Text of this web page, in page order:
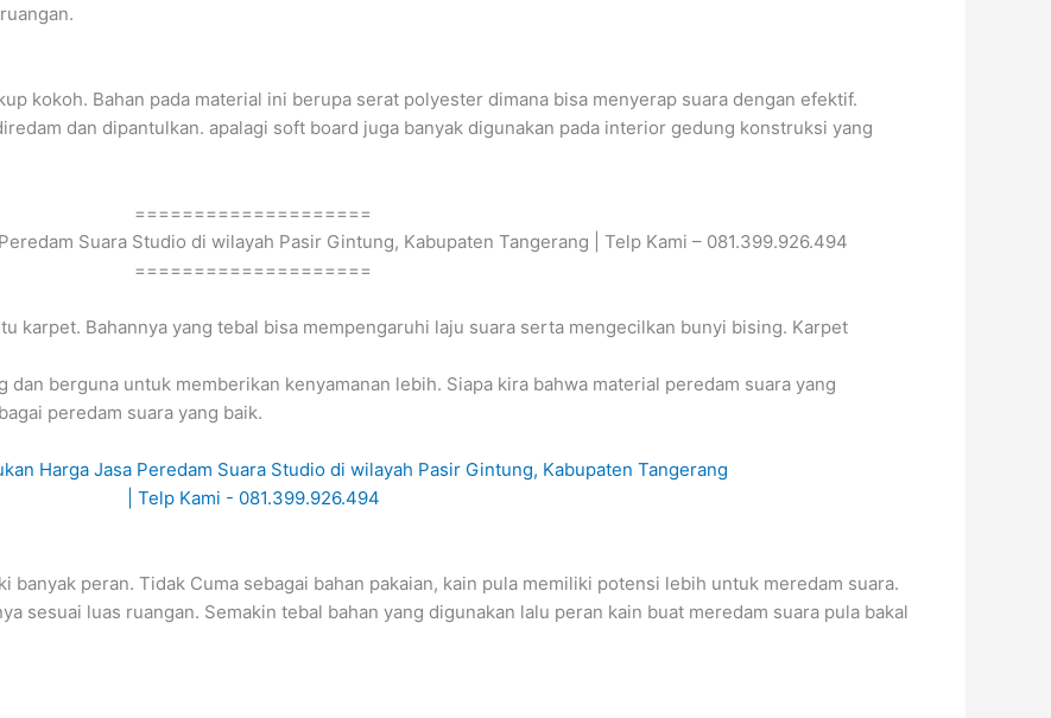
kokoh. Bahan pada material ini berupa serat polyester dimana bisa menyerap suara dengan efektif.
dan dipantulkan. apalagi soft board juga banyak digunakan pada interior gedung konstruksi yang
====================
Suara Studio di wilayah Pasir Gintung, Kabupaten Tangerang | Telp Kami – 081.399.926.494
====================
karpet. Bahannya yang tebal bisa mempengaruhi laju suara serta mengecilkan bunyi bising. Karpet
dan berguna untuk memberikan kenyamanan lebih. Siapa kira bahwa material peredam suara yang
peredam suara yang baik.
banyak peran. Tidak Cuma sebagai bahan pakaian, kain pula memiliki potensi lebih untuk meredam suara.
sesuai luas ruangan. Semakin tebal bahan yang digunakan lalu peran kain buat meredam suara pula bakal